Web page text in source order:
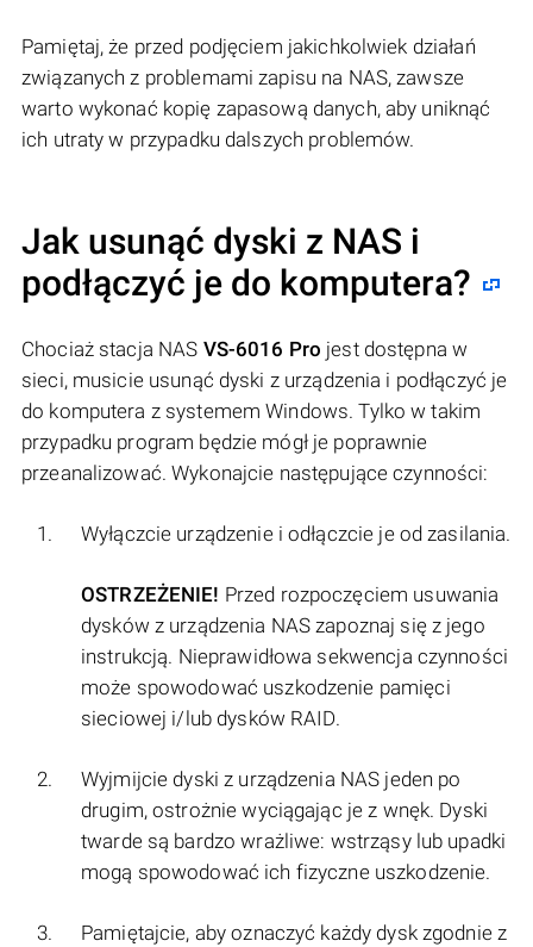
Pamiętaj, że przed podjęciem jakichkolwiek działań
związanych z problemami zapisu na NAS, zawsze
warto wykonać kopię zapasową danych, aby uniknąć
ich utraty w przypadku dalszych problemów.
Jak usunąć dyski z NAS i
podłączyć je do komputera?
Chociaż stacja NAS VS-6016 Pro jest dostępna w
sieci, musicie usunąć dyski z urządzenia i podłączyć je
do komputera z systemem Windows. Tylko w takim
przypadku program będzie mógł je poprawnie
przeanalizować. Wykonajcie następujące czynności:
Wyłączcie urządzenie i odłączcie je od zasilania.
OSTRZEŻENIE! Przed rozpoczęciem usuwania
dysków z urządzenia NAS zapoznaj się z jego
instrukcją. Nieprawidłowa sekwencja czynności
może spowodować uszkodzenie pamięci
sieciowej i/lub dysków RAID.
Wyjmijcie dyski z urządzenia NAS jeden po
drugim, ostrożnie wyciągając je z wnęk. Dyski
twarde są bardzo wrażliwe: wstrząsy lub upadki
mogą spowodować ich fizyczne uszkodzenie.
Pamiętajcie, aby oznaczyć każdy dysk zgodnie z